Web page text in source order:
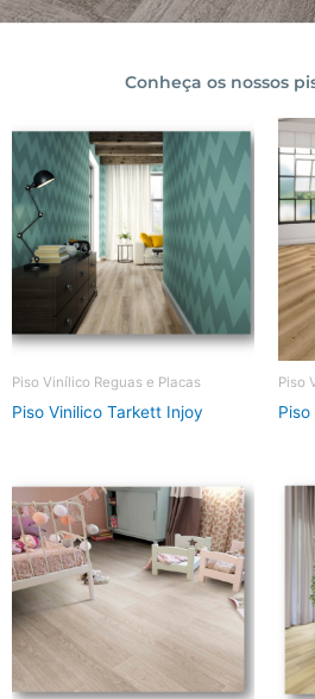
Conheça os nossos
Piso Vinílico Reguas e Placas
Piso Vinilico Tarkett Injoy
Piso